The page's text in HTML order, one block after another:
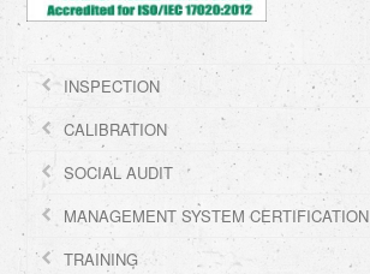
INSPECTION
CALIBRATION
SOCIAL AUDIT
MANAGEMENT SYSTEM CERTIFICATION
TRAINING